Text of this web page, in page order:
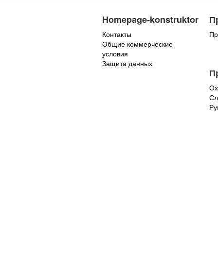
Homepage-konstruktor
Контакты
Общие коммерческие
условия
Защита данных